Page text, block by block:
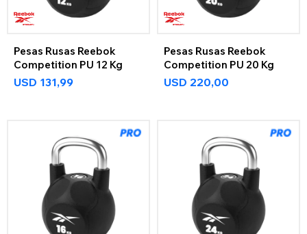
Pesas Rusas Reebok
Competition PU 12 Kg
USD 131,99
Pesas Rusas Reebok
Competition PU 20 Kg
USD 220,00